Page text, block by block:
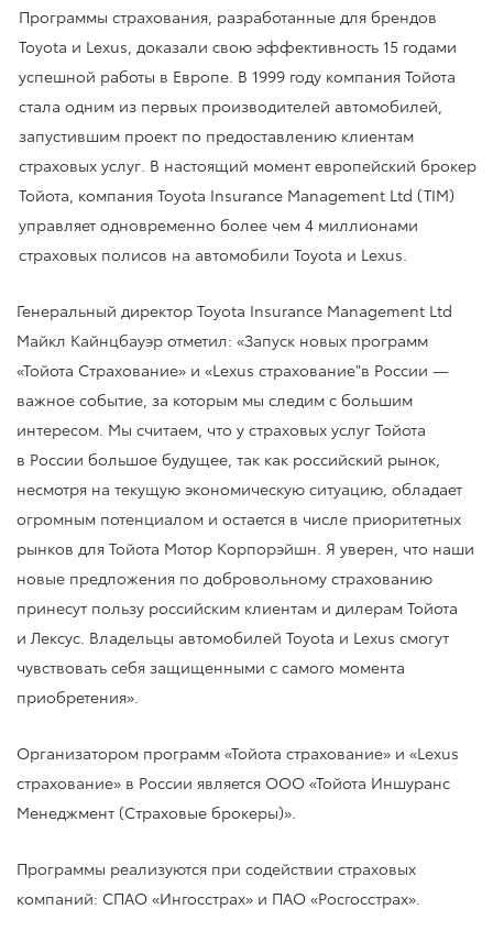
Программы страхования, разработанные для брендов
Toyota и Lexus, доказали свою эффективность 15 годами
успешной работы в Европе. В 1999 году компания Тойота
стала одним из первых производителей автомобилей,
запустившим проект по предоставлению клиентам
страховых услуг. В настоящий момент европейский брокер
Тойота, компания Toyota Insurance Management Ltd (TIM)
управляет одновременно более чем 4 миллионами
страховых полисов на автомобили Toyota и Lexus.
Генеральный директор Toyota Insurance Management Ltd
Майкл Кайнцбауэр отметил: «Запуск новых программ
«Тойота Страхование» и «Lexus страхование"в России —
важное событие, за которым мы следим с большим
интересом. Мы считаем, что у страховых услуг Тойота
в России большое будущее, так как российский рынок,
несмотря на текущую экономическую ситуацию, обладает
огромным потенциалом и остается в числе приоритетных
рынков для Тойота Мотор Корпорэйшн. Я уверен, что наши
новые предложения по добровольному страхованию
принесут пользу российским клиентам и дилерам Тойота
и Лексус. Владельцы автомобилей Toyota и Lexus смогут
чувствовать себя защищенными с самого момента
приобретения».
Организатором программ «Тойота страхование» и «Lexus
страхование» в России является ООО «Тойота Иншуранс
Менеджмент (Страховые брокеры)».
Программы реализуются при содействии страховых
компаний: СПАО «Ингосстрах» и ПАО «Росгосстрах».